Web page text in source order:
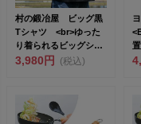
村の鍛冶屋 ビッグ黒
Tシャツ <br>ゆった
り着られるビッグシル
エット ...
3,980円 (税込)